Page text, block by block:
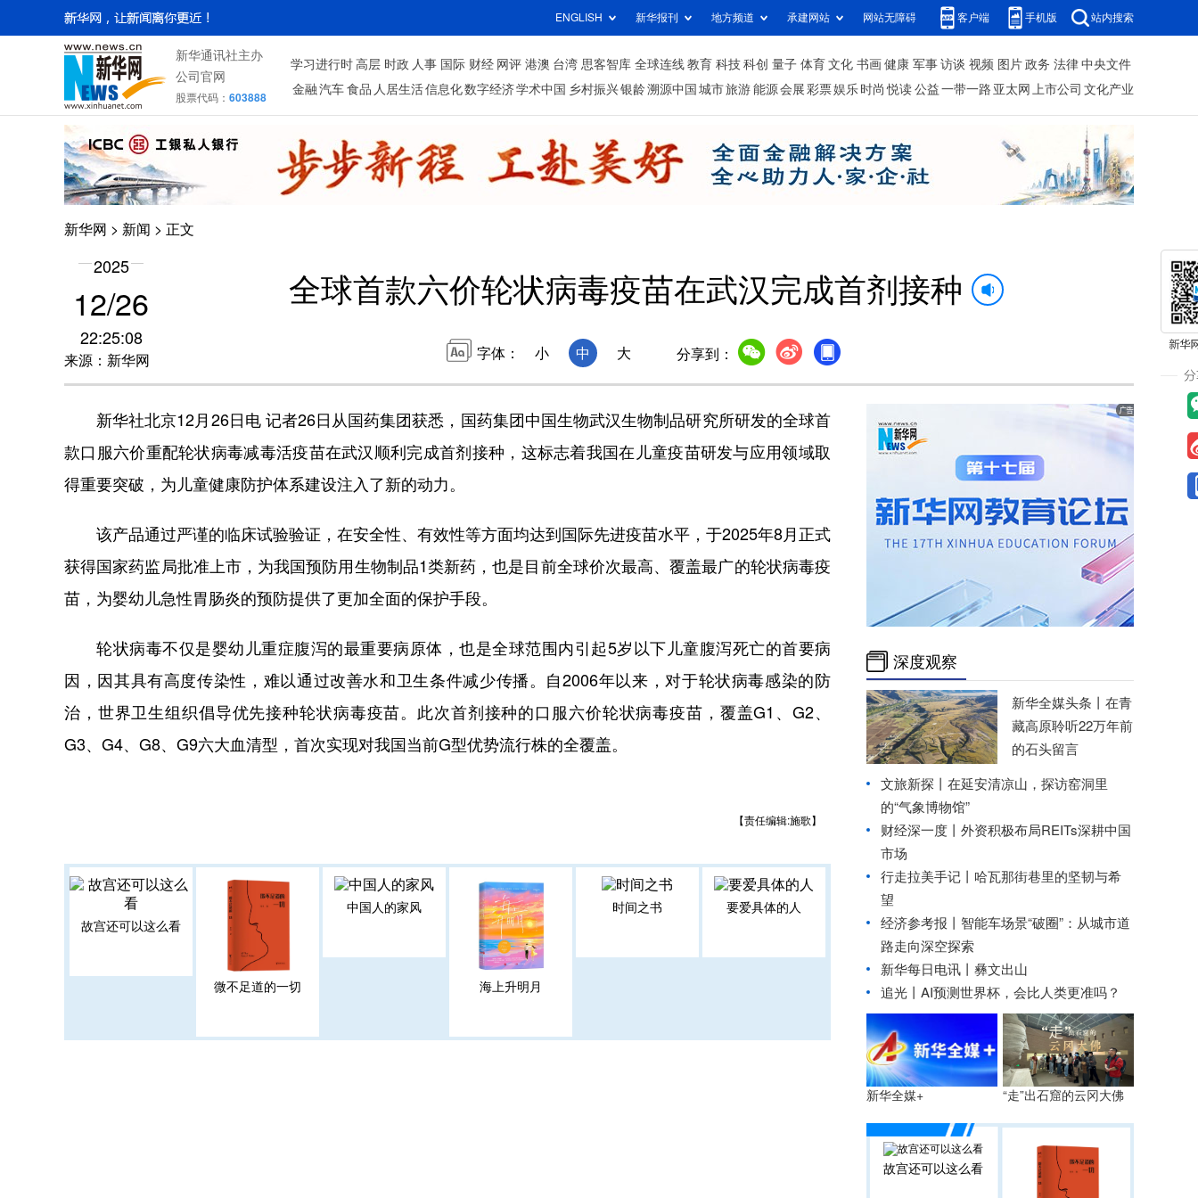
ENGLISH 新华报刊 地方频道 承建网站 网站无障碍 客户端 手机版 站内搜索
新华通讯社主办
公司官网
股票代码： 603888
学习进行时 高层 时政 人事 国际 财经 网评 港澳 台湾 思客智库 全球连线 教育 科技 科创 量子 体育 文化 书画 健康 军事 访谈 视频 图片 政务 法律 中央文件
金融 汽车 食品 人居生活信息化数字经济学术中国 乡村振兴银龄溯源中国 城市旅游 能源 会展 彩票娱乐 时尚 悦读 公益 一带一路 亚太网 上市公司 文化产业
新华网 > 新闻 > 正文
2025
12/26
22:25:08
来源：新华网
全球首款六价轮状病毒疫苗在武汉完成首剂接种
字体： 小 中 大 分享到：
新华社北京12月26日电 记者26日从国药集团获悉，国药集团中国生物武汉生物制品研究所研发的全球首
款口服六价重配轮状病毒减毒活疫苗在武汉顺利完成首剂接种，这标志着我国在儿童疫苗研发与应用领域取
得重要突破，为儿童健康防护体系建设注入了新的动力。
该产品通过严谨的临床试验验证，在安全性、有效性等方面均达到国际先进疫苗水平，于2025年8月正式
获得国家药监局批准上市，为我国预防用生物制品1类新药，也是目前全球价次最高、覆盖最广的轮状病毒疫
苗，为婴幼儿急性胃肠炎的预防提供了更加全面的保护手段。
轮状病毒不仅是婴幼儿重症腹泻的最重要病原体，也是全球范围内引起5岁以下儿童腹泻死亡的首要病
因，因其具有高度传染性，难以通过改善水和卫生条件减少传播。自2006年以来，对于轮状病毒感染的防
治，世界卫生组织倡导优先接种轮状病毒疫苗。此次首剂接种的口服六价轮状病毒疫苗，覆盖G1、G2、
G3、G4、G8、G9六大血清型，首次实现对我国当前G型优势流行株的全覆盖。
【责任编辑:施歌】
故宫还可以这么看
微不足道的一切
中国人的家风
海上升明月
时间之书 要爱具体的人
深度观察
新华全媒头条丨 在青
藏高原聆听22万年前
的石头留言
文旅新探丨在延安清凉山，探访窑洞里
的“气象博物馆”
财经深一度丨外资积极布局REITs深耕中国
市场
行走拉美手记丨哈瓦那街巷里的坚韧与希
望
经济参考报丨 智能车场景“破圈”：从城市道
路走向深空探索
新华每日电讯丨 彝文出山
追光丨 AI预测世界杯，会比人类更准吗？
新华全媒+ “走”出石窟的云冈大佛
故宫还可以这么看